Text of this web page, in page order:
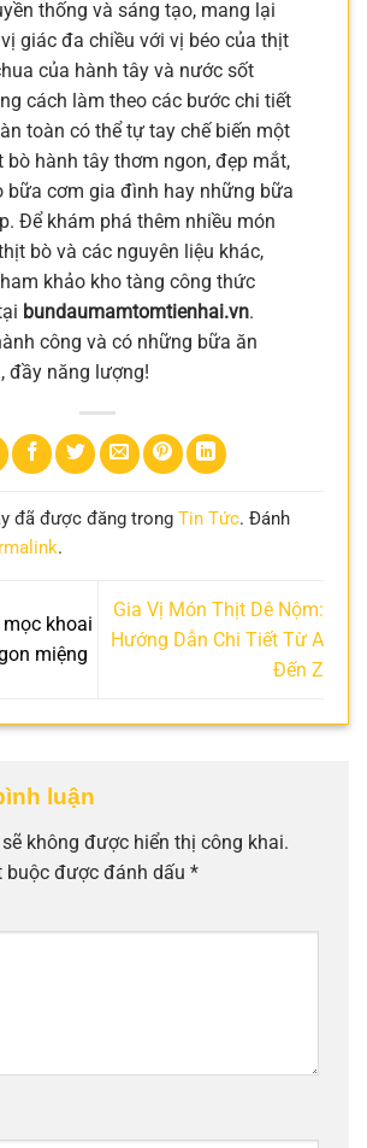
thống và sáng tạo, mang lại
giác đa chiều với vị béo của thịt
của hành tây và nước sốt
cách làm theo các bước chi tiết
toàn có thể tự tay chế biến một
hành tây thơm ngon, đẹp mắt,
bữa cơm gia đình hay những bữa
Để khám phá thêm nhiều món
bò và các nguyên liệu khác,
khảo kho tàng công thức
bundaumamtomtienhai.vn.
công và có những bữa ăn
đầy năng lượng!
đã được đăng trong Tin Tức. Đánh
.
khoai
miệng
Gia Vị Món Thịt Dê Nộm:
Hướng Dẫn Chi Tiết Từ A
Đến Z
luận
không được hiển thị công khai.
buộc được đánh dấu *